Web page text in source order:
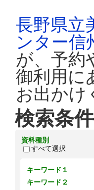
長野県立
ンター信
が、予約
御利用に
お出かけ
検索条件
資料種別
すべて選択
キーワード１
キーワード２